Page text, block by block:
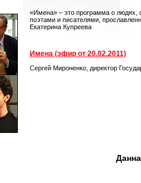
«Имена» – это программа о людях,
поэтами и писателями,
Екатерина Купреева
Имена (эфир от 20.02.2011)
Сергей Мироненко, директор